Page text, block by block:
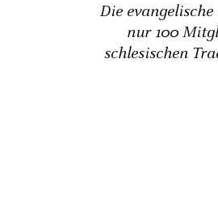
Die
nur 100
schlesischen